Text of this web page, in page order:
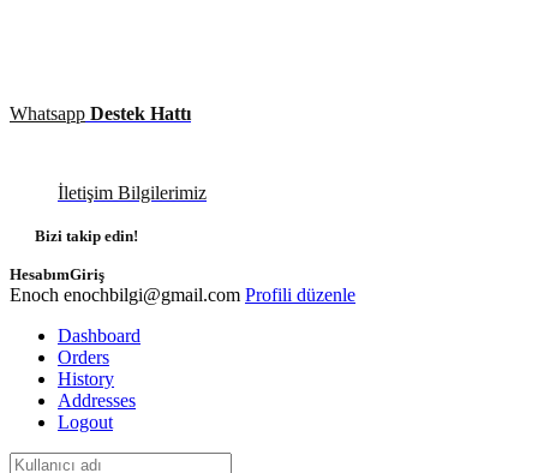
Whatsapp Destek Hattı
İletişim Bilgilerimiz
Bizi takip edin!
HesabımGiriş
Enoch enochbilgi@gmail.com Profili düzenle
Dashboard
Orders
History
Addresses
Logout